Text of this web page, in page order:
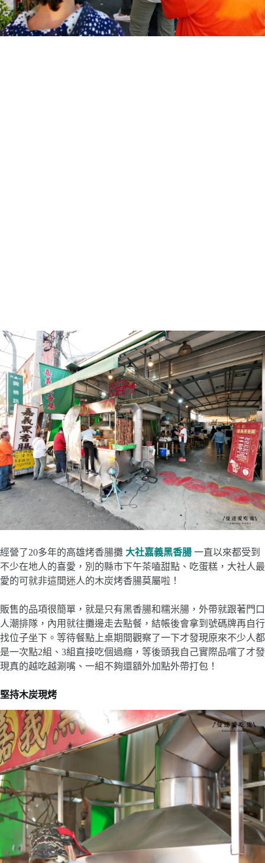
經營了20多年的高雄烤香腸攤 大社嘉義黑香腸 一直以來都受到
不少在地人的喜愛，別的縣市下午茶嗑甜點、吃蛋糕，大社人最
愛的可就非這間迷人的木炭烤香腸莫屬啦！
販售的品項很簡單，就是只有黑香腸和糯米腸，外帶就跟著門口
人潮排隊，內用就往攤邊走去點餐，結帳後會拿到號碼牌再自行
找位子坐下。等待餐點上桌期間觀察了一下才發現原來不少人都
是一次點2組、3組直接吃個過癮，等後頭我自己實際品嚐了才發
現真的越吃越涮嘴、一組不夠還額外加點外帶打包！
堅持木炭現烤